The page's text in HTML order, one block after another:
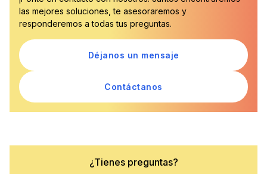
¿Tienes preguntas?
las mejores soluciones, te asesoraremos y
responderemos a todas tus preguntas.
Déjanos un mensaje
Contáctanos